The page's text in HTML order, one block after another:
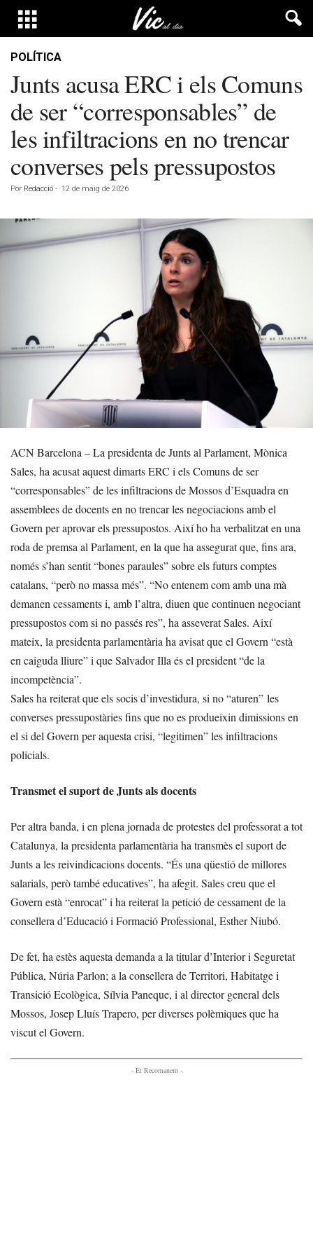
POLÍTICA
Junts acusa ERC i els Comuns
de ser “corresponsables” de
les infiltracions en no trencar
converses pels pressupostos
Por Redacció - 12 de maig de 2026
ACN Barcelona – La presidenta de Junts al Parlament, Mònica
Sales, ha acusat aquest dimarts ERC i els Comuns de ser
“corresponsables” de les infiltracions de Mossos d’Esquadra en
assemblees de docents en no trencar les negociacions amb el
Govern per aprovar els pressupostos. Així ho ha verbalitzat en una
roda de premsa al Parlament, en la que ha assegurat que, fins ara,
només s’han sentit “bones paraules” sobre els futurs comptes
catalans, “però no massa més”. “No entenem com amb una mà
demanen cessaments i, amb l’altra, diuen que continuen negociant
pressupostos com si no passés res”, ha asseverat Sales. Així
mateix, la presidenta parlamentària ha avisat que el Govern “està
en caiguda lliure” i que Salvador Illa és el president “de la
incompetència”.
Sales ha reiterat que els socis d’investidura, si no “aturen” les
converses pressupostàries fins que no es produeixin dimissions en
el si del Govern per aquesta crisi, “legitimen” les infiltracions
policials.
Transmet el suport de Junts als docents
Per altra banda, i en plena jornada de protestes del professorat a tot
Catalunya, la presidenta parlamentària ha transmès el suport de
Junts a les reivindicacions docents. “És una qüestió de millores
salarials, però també educatives”, ha afegit. Sales creu que el
Govern està “enrocat” i ha reiterat la petició de cessament de la
consellera d’Educació i Formació Professional, Esther Niubó.
De fet, ha estès aquesta demanda a la titular d’Interior i Seguretat
Pública, Núria Parlon; a la consellera de Territori, Habitatge i
Transició Ecològica, Sílvia Paneque, i al director general dels
Mossos, Josep Lluís Trapero, per diverses polèmiques que ha
viscut el Govern.
- Et Recomanem -